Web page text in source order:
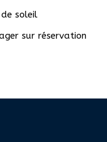
soleil
sur réservation